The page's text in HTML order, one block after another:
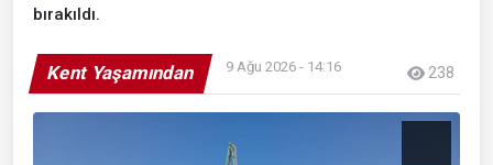
bırakıldı.
Kent Yaşamından 9 Ağu 2026 - 14:16 238